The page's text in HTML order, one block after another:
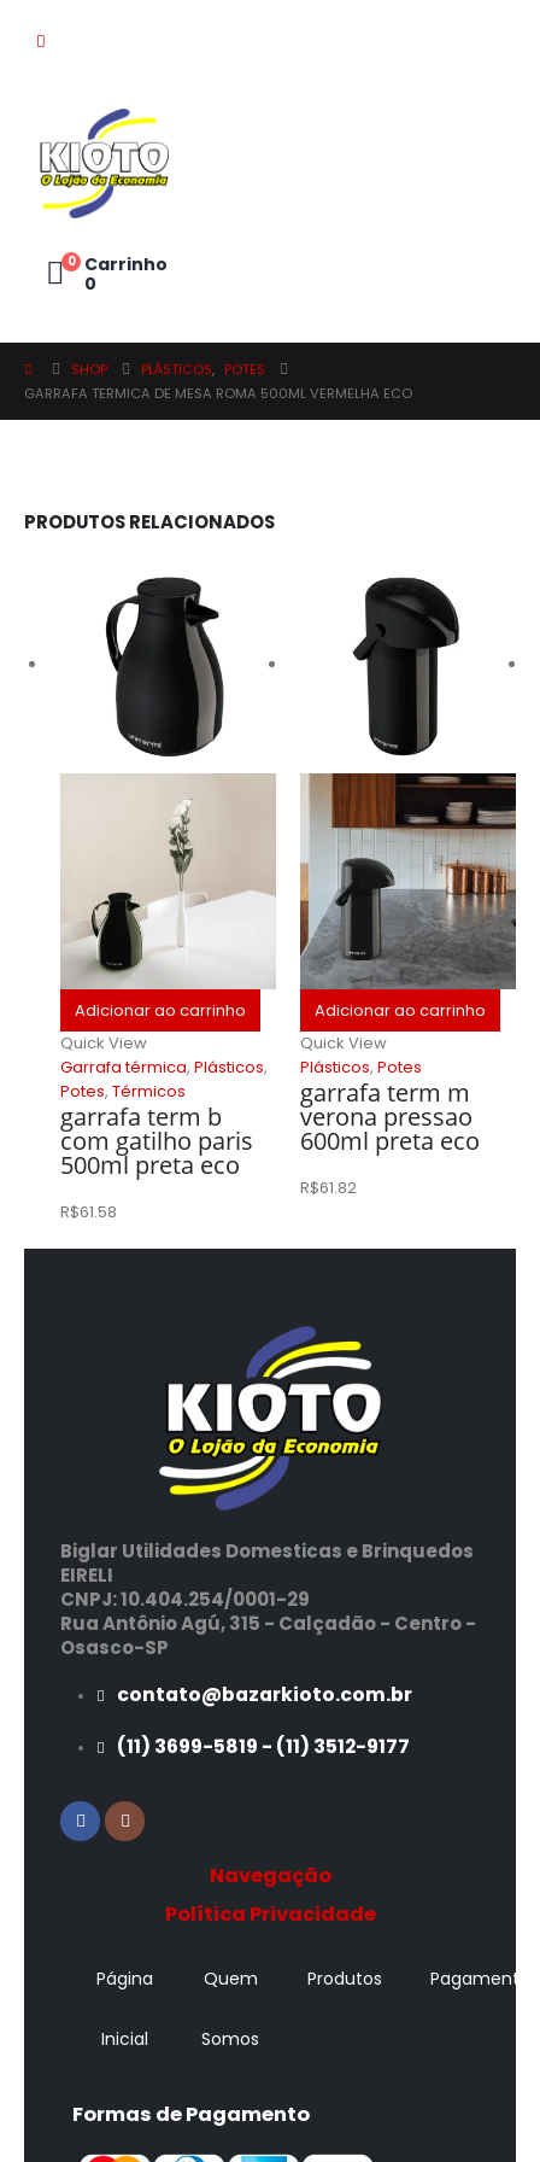
0 Carrinho
0
SHOP PLÁSTICOS, POTES
GARRAFA TERMICA DE MESA ROMA 500ML VERMELHA ECO
PRODUTOS RELACIONADOS
Adicionar ao carrinho
Quick View
Garrafa térmica, Plásticos,
Potes, Térmicos
garrafa term b
com gatilho paris
500ml preta eco
R$61.58
Adicionar ao carrinho
Quick View
Plásticos, Potes
garrafa term m
verona pressao
600ml preta eco
R$61.82
Biglar Utilidades Domesticas e Brinquedos
EIRELI
CNPJ: 10.404.254/0001-29
Rua Antônio Agú, 315 - Calçadão - Centro -
Osasco-SP
contato@bazarkioto.com.br
(11) 3699-5819 - (11) 3512-9177
Navegação
Política Privacidade
Página
Inicial
Quem
Somos
Produtos Pagamentos
Formas de Pagamento